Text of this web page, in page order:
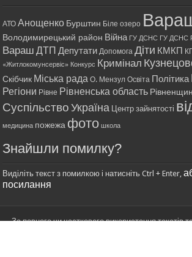
АТО Анощенко Бурштин Біле озеро
Володимирецький район Війна ГУ ДСНС ГУ ДСНС
Вараш ДТП Депутати Допомога Діти КМКП
«Житлокомунсервіс» Конкурс Кримінал
Скібчик Міська рада О. Мензул Освіта Політика
Регіони Рівне Рівненська область
Суспільство Україна Центр зайнятості
медицина пожежа фото школа
Знайшли помилку?
Виділіть текст з помилкою і натисніть Ctrl + Enter,
посилання
За повного чи часткового використання текстів